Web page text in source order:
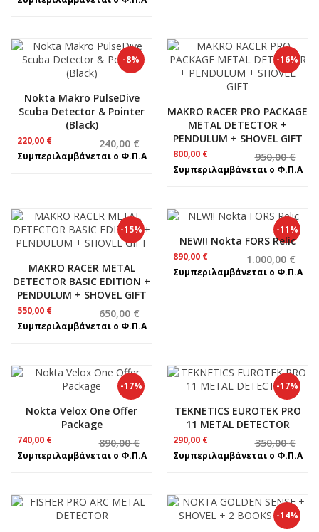
was:τιμή
-8%
Nokta Makro PulseDive
Scuba Detector & Pointer
(Black)
240,00€
price
was:
220,00 €
τρέχουσα
τιμή
Συμπεριλαμβάνεται ο Φ.Π.Α
-16%
MAKRO RACER PRO PACKAGE
METAL DETECTOR +
PENDULUM + SHOVEL GIFT
950,00€
price
was:
800,00 €
τρέχουσα
τιμή
Συμπεριλαμβάνεται ο Φ.Π.Α
-15%
MAKRO RACER METAL
DETECTOR BASIC EDITION +
PENDULUM + SHOVEL GIFT
650,00€
price
was:
550,00 €
τρέχουσα
τιμή
Συμπεριλαμβάνεται ο Φ.Π.Α
-11%
NEW!! Nokta FORS Relic
1.000,00€
Original
price
was:
890,00 €
τρέχουσα
τιμή
Συμπεριλαμβάνεται ο Φ.Π.Α
-17%
Nokta Velox One Offer
Package
890,00€
price
was:
740,00 €
τρέχουσα
τιμή
Συμπεριλαμβάνεται ο Φ.Π.Α
-17%
TEKNETICS EUROTEK PRO
11 METAL DETECTOR
350,00€
price
was:
290,00 €
τρέχουσα
τιμή
Συμπεριλαμβάνεται ο Φ.Π.Α
-14%